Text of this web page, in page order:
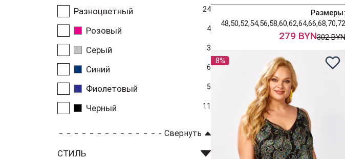
Разноцветный 24
Розовый 4
Серый 3
Синий 6
Фиолетовый 5
Черный 11
Свернуть
СТИЛЬ
Размеры:
48,50,52,54,56,58,60,62,64,66,68,70,72
279 BYN302 BYN
8%